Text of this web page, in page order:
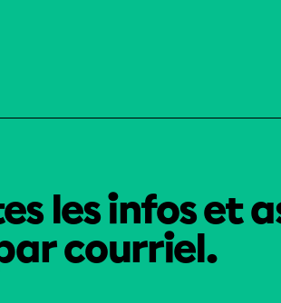
les infos et
courriel.